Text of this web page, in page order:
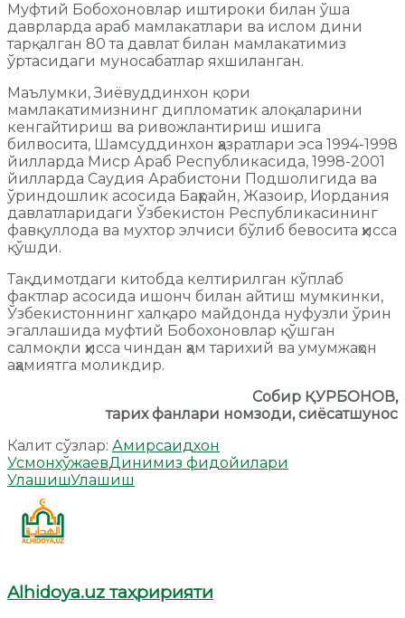
Муфтий Бобохоновлар иштироки билан ўша
даврларда араб мамлакатлари ва ислом дини
тарқалган 80 та давлат билан мамлакатимиз
ўртасидаги муносабатлар яхшиланган.
Маълумки, Зиёвуддинхон қори
мамлакатимизнинг дипломатик алоқаларини
кенгайтириш ва ривожлантириш ишига
билвосита, Шамсуддинхон ҳазратлари эса 1994-1998
йилларда Миср Араб Республикасида, 1998-2001
йилларда Саудия Арабистони Подшолигида ва
ўриндошлик асосида Баҳрайн, Жазоир, Иордания
давлатларидаги Ўзбекистон Республикасининг
фавқуллода ва мухтор элчиси бўлиб бевосита ҳисса
қўшди.
Тақдимотдаги китобда келтирилган кўплаб
фактлар асосида ишонч билан айтиш мумкинки,
Ўзбекистоннинг халқаро майдонда нуфузли ўрин
эгаллашида муфтий Бобохоновлар қўшган
салмоқли ҳисса чиндан ҳам тарихий ва умумжаҳон
аҳамиятга моликдир.
Собир ҚУРБОНОВ,
тарих фанлари номзоди, сиёсатшунос
Калит сўзлар: Амирсаидхон
УсмонхўжаевДинимиз фидойилари
УлашишУлашиш
Alhidoya.uz таҳририяти